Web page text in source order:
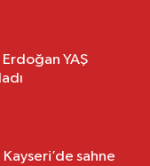
YAŞ
sahne